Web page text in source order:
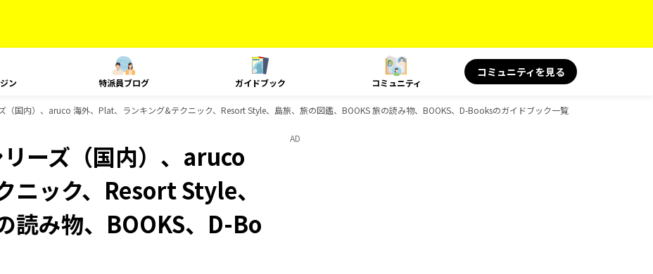
ン 特派員ブログ ガイドブック コミュニティ
コミュニティを見る
（国内）、aruco 海外、Plat、ランキング&テクニック、Resort Style、島旅、旅の図鑑、BOOKS 旅の読み物、BOOKS、D-Booksのガイドブック一覧
ーズ（国内）、aruco
ック、Resort Style、
読み物、BOOKS、D-Bo
AD